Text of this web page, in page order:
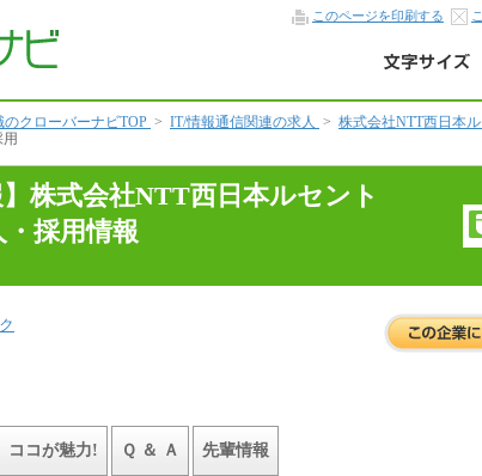
このページを印刷する
クローバーナビTOP > IT/情報通信関連の求人 > 株式会社NTT西日本
】株式会社NTT西日本ルセント
採用情報
ココが魅力! Ｑ ＆ Ａ 先輩情報